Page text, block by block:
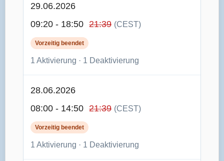
29.06.2026
09:20 - 18:50 21:39 (CEST)
Vorzeitig beendet
1 Aktivierung · 1 Deaktivierung
28.06.2026
08:00 - 14:50 21:39 (CEST)
Vorzeitig beendet
1 Aktivierung · 1 Deaktivierung